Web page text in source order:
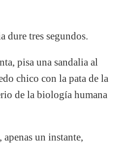
dure tres segundos.
pisa una sandalia al
chico con la pata de la
de la biología humana
un instante,